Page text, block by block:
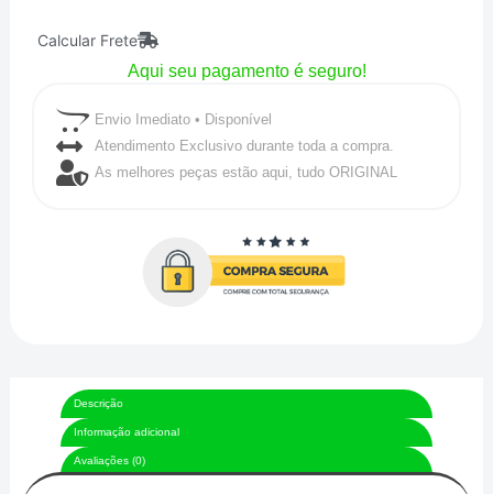
Calcular Frete
Aqui seu pagamento é seguro!
Envio Imediato • Disponível
Atendimento Exclusivo durante toda a compra.
As melhores peças estão aqui, tudo ORIGINAL
Descrição
Informação adicional
Avaliações (0)